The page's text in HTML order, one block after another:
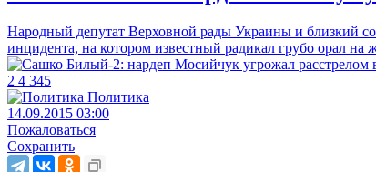
Народный депутат Верховной рады Украины и близкий
инцидента, на котором известный радикал грубо орал на
2 4 345
Политика
14.09.2015 03:00
Пожаловаться
Сохранить